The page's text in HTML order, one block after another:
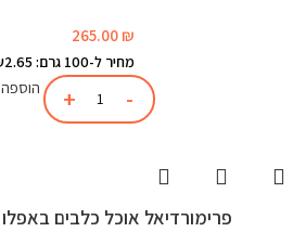
265.00 ₪
מחיר ל-100 גרם: ₪2.65
פרימורדיאל אוכל כלבים באפלו